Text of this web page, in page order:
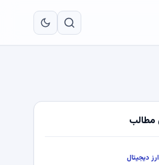
مطالب
دیجیتال